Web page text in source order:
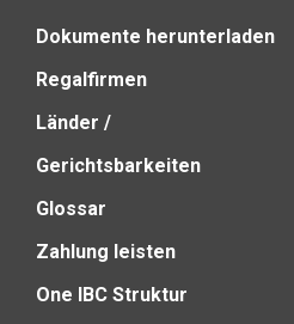
Dokumente herunterladen
Regalfirmen
Länder /
Gerichtsbarkeiten
Glossar
Zahlung leisten
One IBC Struktur